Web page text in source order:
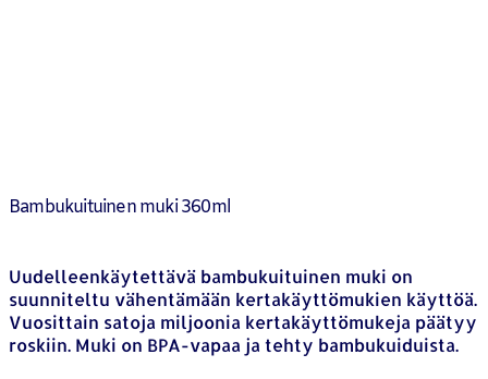
Bambukuituinen muki 360ml
Uudelleenkäytettävä bambukuituinen muki on
suunniteltu vähentämään kertakäyttömukien käyttöä.
Vuosittain satoja miljoonia kertakäyttömukeja päätyy
roskiin. Muki on BPA-vapaa ja tehty bambukuiduista.